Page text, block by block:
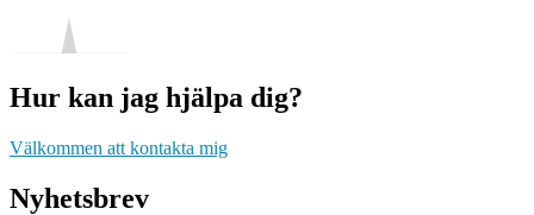
Hur kan jag hjälpa dig?
Välkommen att kontakta mig
Nyhetsbrev